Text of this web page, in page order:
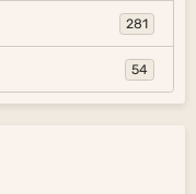
281
54